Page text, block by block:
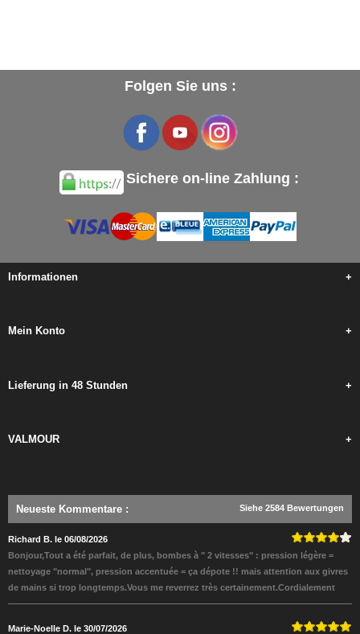
Folgen Sie uns :
Sichere on-line Zahlung :
Informationen +
Mein Konto +
Lieferung in 48 Stunden +
VALMOUR +
Neueste Kommentare : Siehe 2584 Bewertungen
Richard B. le 06/08/2026
Bonjour,Tout a été parfait, de plus, bombes à " 2 vitesses" : pression légère =
nettoyage "normal", pression accentuée = ça dépote !! mais attention aux givres
de mains si trop longtemps.Vous me reverrez très certainement.Cordialement
Marie-Noelle D. le 30/07/2026